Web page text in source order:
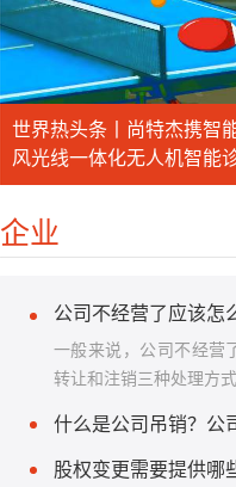
世界热头条丨尚特杰携智
风光线一体化无人机智能
镜”
企业
一般来说，公司不经营
转让和注销三种处理方式